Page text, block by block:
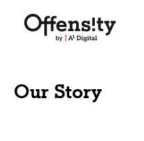
Our Story